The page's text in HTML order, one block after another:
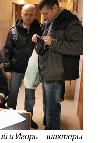
и Игорь — шахтеры